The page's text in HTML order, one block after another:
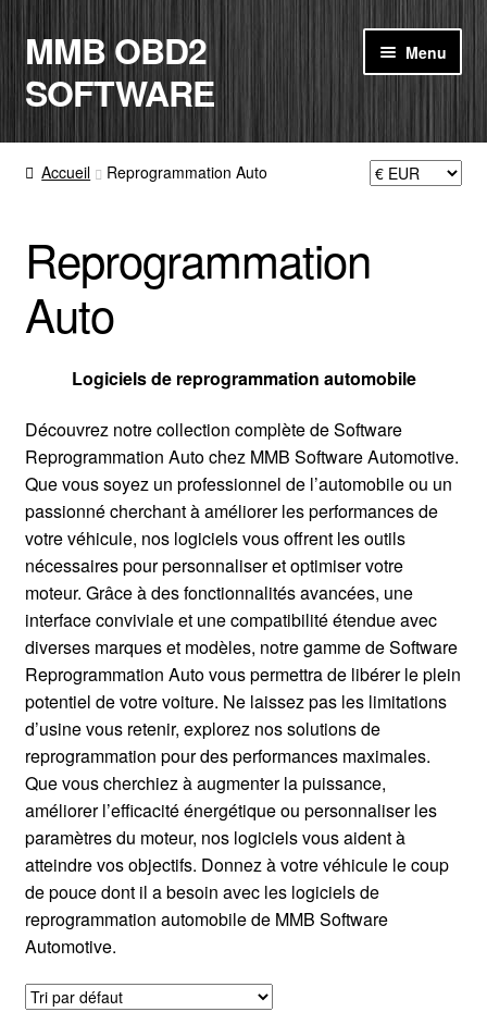
Aller
à
la
Aller
au
contenu
MMB OBD2
SOFTWARE
Menu
ACCUEIL
CODE RADIO
MON COMPTE
PANIER
CONTACT
Mentions Légales
Accueil Reprogrammation Auto
Reprogrammation
Auto
Logiciels de reprogrammation automobile
Découvrez notre collection complète de Software
Reprogrammation Auto chez MMB Software Automotive.
Que vous soyez un professionnel de l’automobile ou un
passionné cherchant à améliorer les performances de
votre véhicule, nos logiciels vous offrent les outils
nécessaires pour personnaliser et optimiser votre
moteur. Grâce à des fonctionnalités avancées, une
interface conviviale et une compatibilité étendue avec
diverses marques et modèles, notre gamme de Software
Reprogrammation Auto vous permettra de libérer le plein
potentiel de votre voiture. Ne laissez pas les limitations
d’usine vous retenir, explorez nos solutions de
reprogrammation pour des performances maximales.
Que vous cherchiez à augmenter la puissance,
améliorer l’efficacité énergétique ou personnaliser les
paramètres du moteur, nos logiciels vous aident à
atteindre vos objectifs. Donnez à votre véhicule le coup
de pouce dont il a besoin avec les logiciels de
reprogrammation automobile de MMB Software
Automotive.